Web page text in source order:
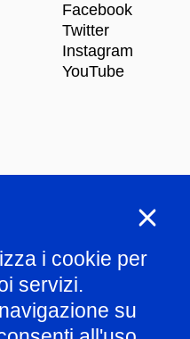
i cookie per
servizi.
su
Facebook
Twitter
Instagram
YouTube